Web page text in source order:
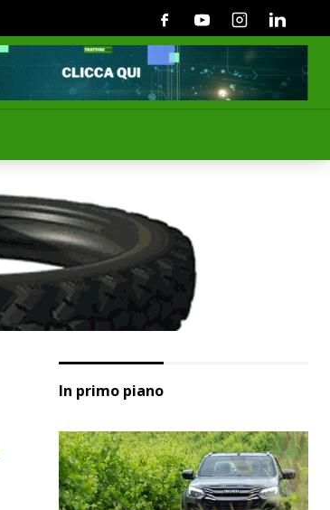
FacebookYoutubeInstagramLinkedin
In primo piano